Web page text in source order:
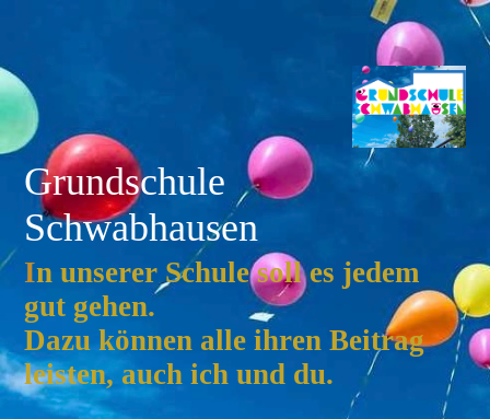
Grundschule
Schwabhausen
In unserer Schule soll es jedem
gut gehen.
Dazu können alle ihren Beitrag
leisten, auch ich und du.